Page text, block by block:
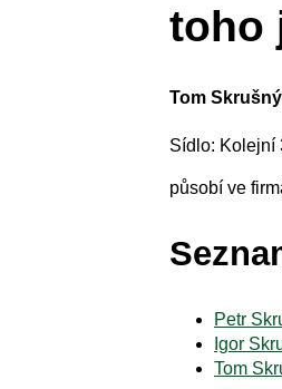
toho
Tom Skrušný
Sídlo: Kolejní
působí ve
Petr
Igor
Tom